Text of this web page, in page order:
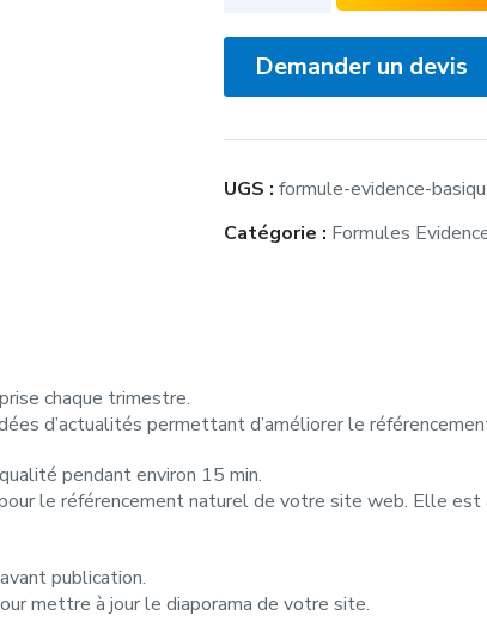
grâce au webEvidence
Basique
(première
Demander un devis
UGS : formule-evidence-
Catégorie : Formules
chaque trimestre.
d’actualités permettant d’améliorer le
pendant environ 15 min.
le référencement naturel de votre site web. Elle est
publication.
mettre à jour le diaporama de votre site.